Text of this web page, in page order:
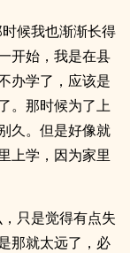
候我也渐渐长得
开始，我是在县
办学了，应该是
。那时候为了上
久。但是好像就
上学，因为家里
只是觉得有点失
那就太远了，必